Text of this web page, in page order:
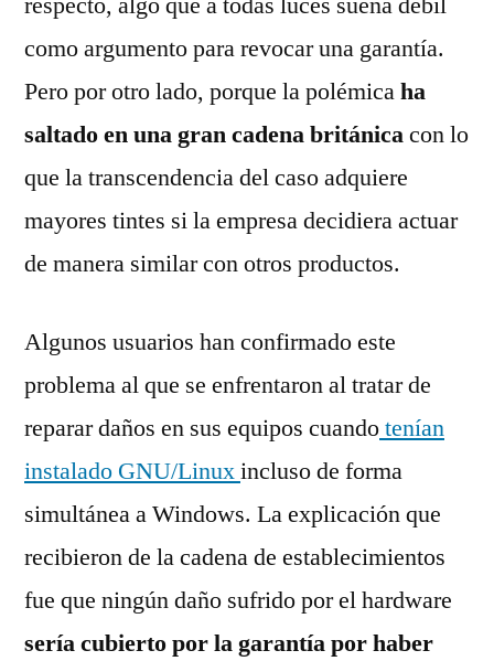
como argumento para revocar una garantía.
Pero por otro lado, porque la polémicaha
saltado en una gran cadena británicacon lo
que la transcendencia del caso adquiere
mayores tintes si la empresa decidiera actuar
de manera similar con otros productos.
Algunos usuarios han confirmado este
problema al que se enfrentaron al tratar de
reparar daños en sus equipos cuandotenían
instalado GNU/Linuxincluso de forma
simultánea a Windows. La explicación que
recibieron de la cadena de establecimientos
fue que ningún daño sufrido por el hardware
sería cubierto por la garantía por haber